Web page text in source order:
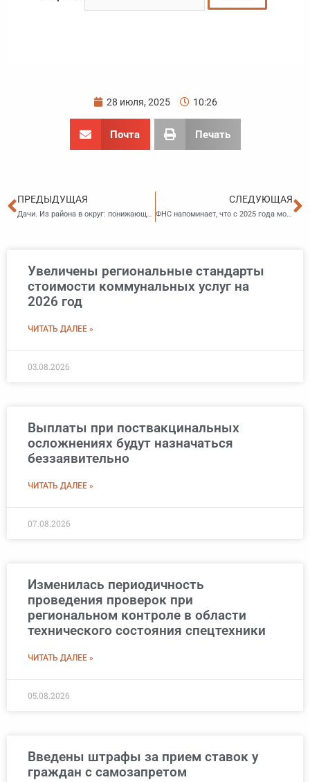
28 июля, 2025 10:26
Почта Печать
Пред
ПРЕДЫДУЩАЯ
Дачи. Из района в округ: понижающие коэффициенты на электроэнергию
СЛЕДУЮЩАЯ
ФНС напоминает, что с 2025 года можно получить налоговый вычет в случае сдачи нормативов ГТО
Увеличены региональные стандарты
стоимости коммунальных услуг на
2026 год
ЧИТАТЬ ДАЛЕЕ »
03.08.2026
Выплаты при поствакцинальных
осложнениях будут назначаться
беззаявительно
ЧИТАТЬ ДАЛЕЕ »
07.08.2026
Изменилась периодичность
проведения проверок при
региональном контроле в области
технического состояния спецтехники
ЧИТАТЬ ДАЛЕЕ »
05.08.2026
Введены штрафы за прием ставок у
граждан с самозапретом